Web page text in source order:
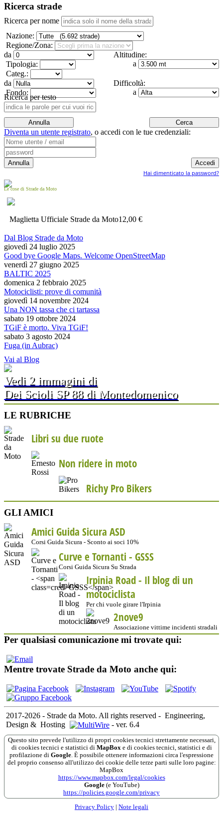
Ricerca strade
Ricerca per nome
Nazione:
Regione/Zona:
Altitudine:
da
a
Tipologia:
Categ.:
Difficoltà:
da
a
Fondo:
Ricerca per testo
Diventa un utente registrato, o accedi con le tue credenziali:
Hai dimenticato la password?
Le cose di Strade da Moto
Maglietta Ufficiale Strade da Moto12,00 €
Dal Blog Strade da Moto
giovedì 24 luglio 2025
Good bye Google Maps. Welcome OpenStreetMap
venerdì 27 giugno 2025
BALTIC 2025
domenica 2 febbraio 2025
Motociclisti: prove di comunità
giovedì 14 novembre 2024
Una NON tassa che ci tartassa
sabato 19 ottobre 2024
TGiF è morto. Viva TGiF!
sabato 3 agosto 2024
Fuga (in Aubrac)
Vai al Blog
Vedi 2 immagini di
Dei Scioli SP 88 di Montedomenico
LE RUBRICHE
Libri su due ruote
Non ridere in moto
Richy Pro Bikers
GLI AMICI
Amici Guida Sicura ASD
Corsi Guida Sicura - Sconto ai soci 10%
Curve e Tornanti - GSSS
Corsi Guida Sicura Su Strada
Irpinia Road - Il blog di un
motociclista
Per chi vuole girare l'Irpinia
2nove9
Associazione vittime incidenti stradali
Per qualsiasi comunicazione mi trovate qui:
Mentre trovate Strade da Moto anche qui:
2017-2026 - Strade da Moto. All rights reserved - Engineering,
Design & Hosting - ver. 6.4
Questo sito prevede l'utilizzo di propri cookies tecnici strettamente necessari,
di cookies tecnici e statistici di MapBoxe di cookies tecnici, statistici e di
profilazione di Google. È possibile ottenere informazioni circa l'espressione
del proprio consenso all'utilizzo dei cookie delle terze parti sulle loro pagine:
MapBox
https://www.mapbox.com/legal/cookies
Google(e YouTube)
https://policies.google.com/privacy
Privacy Policy Note legali